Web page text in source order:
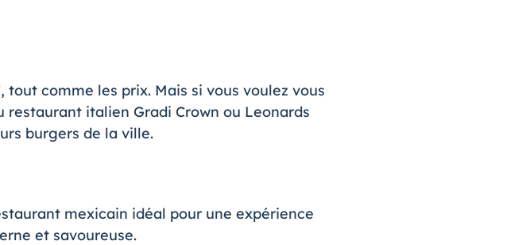
tout comme les prix. Mais si vous voulez vous
restaurant italien Gradi Crown ou Leonards
burgers de la ville.
mexicain idéal pour une expérience
et savoureuse.